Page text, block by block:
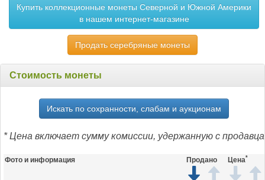
Купить коллекционные монеты Северной и Южной Америки
в нашем интернет-магазине
Продать серебряные монеты
Стоимость монеты
Искать по сохранности, слабам и аукционам
* Цена включает сумму комиссии, удержанную с продавца
Фото и информация Продано Цена*